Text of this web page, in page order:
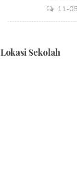
11-
Lokasi Sekolah